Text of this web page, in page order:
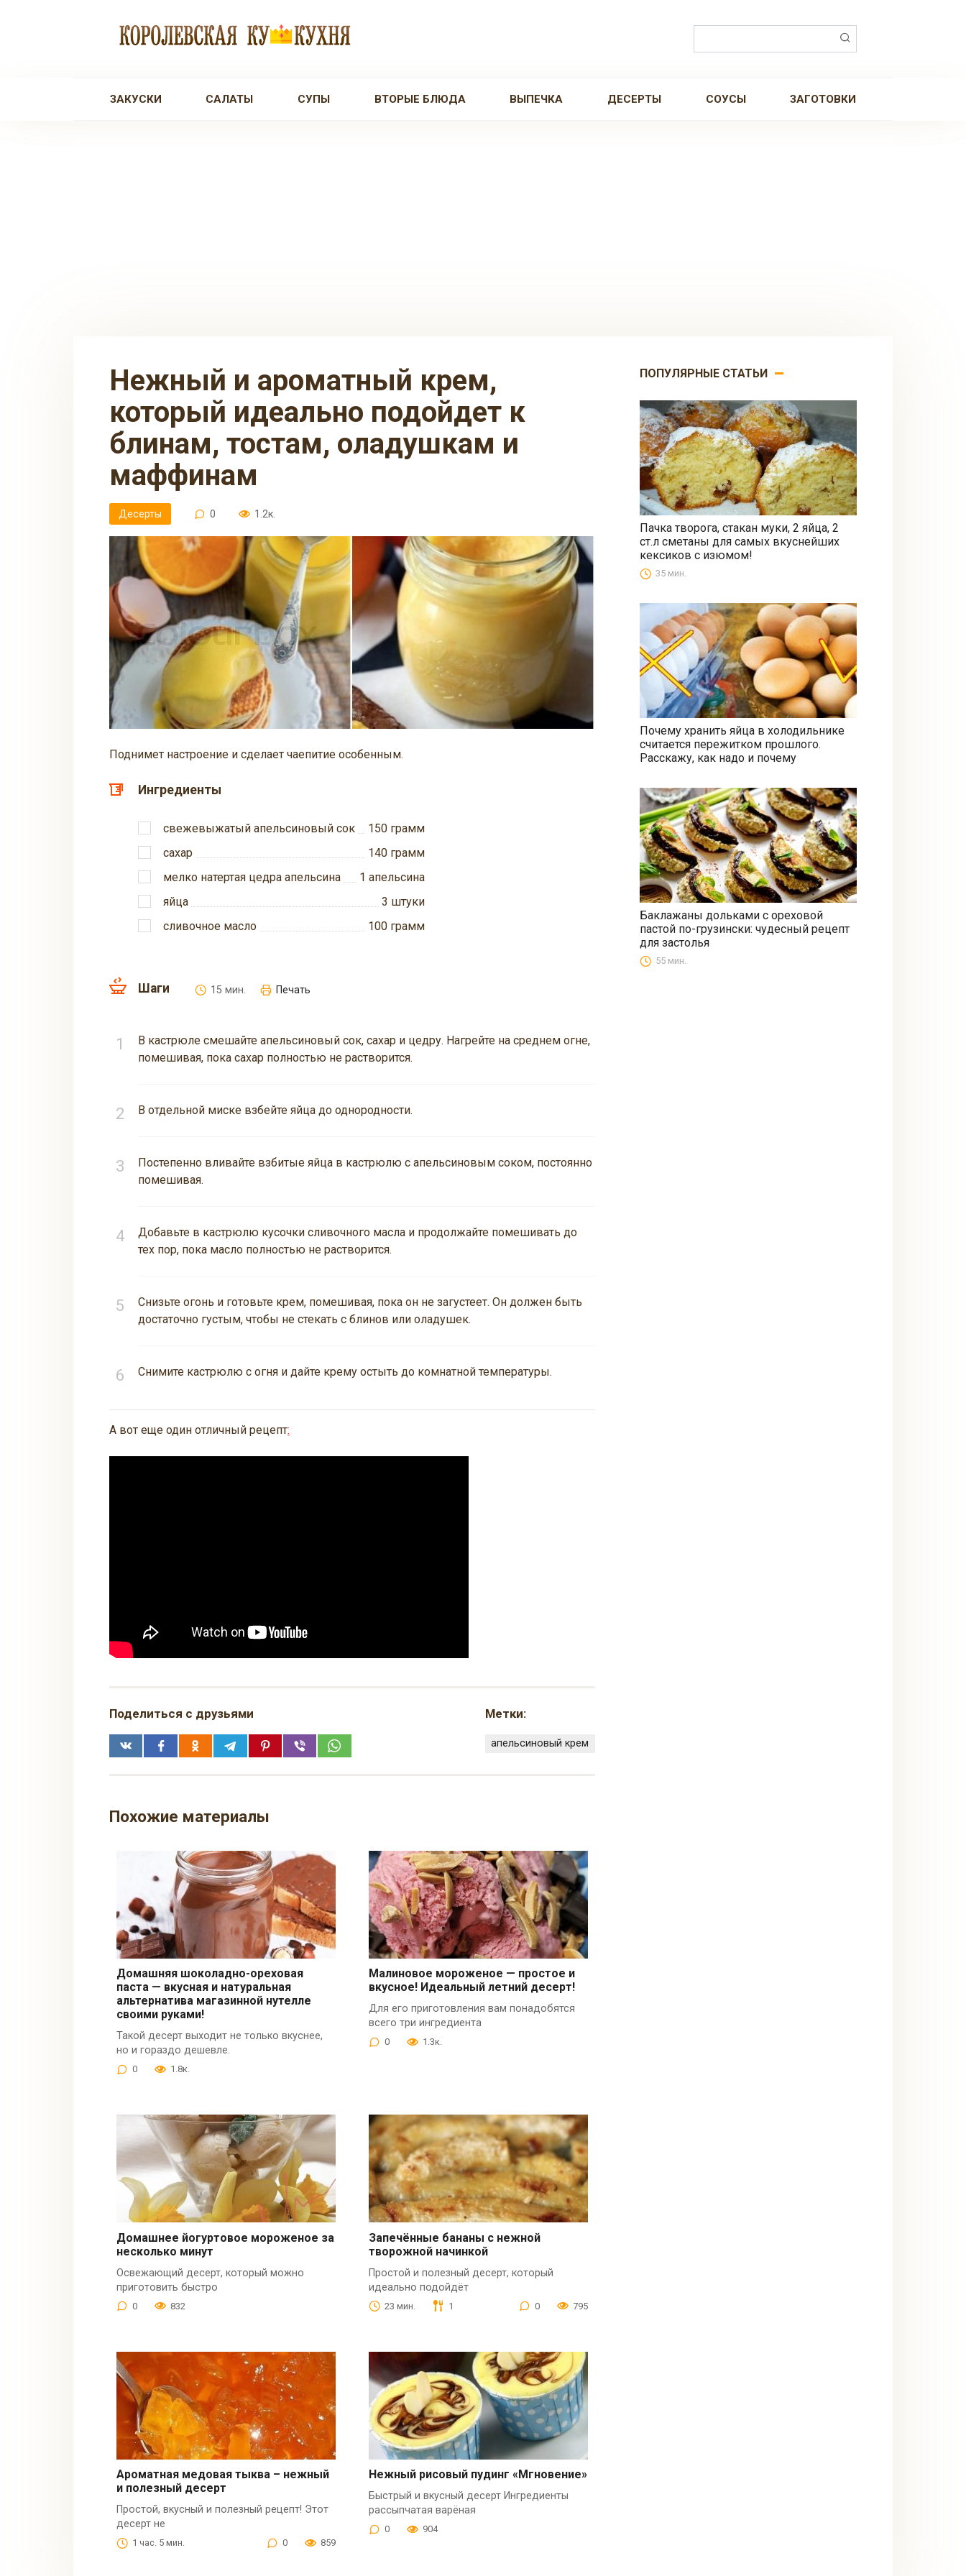
ЗАКУСКИ САЛАТЫ СУПЫ ВТОРЫЕ БЛЮДА ВЫПЕЧКА ДЕСЕРТЫ СОУСЫ ЗАГОТОВКИ
Нежный и ароматный крем,
который идеально подойдет к
блинам, тостам, оладушкам и
маффинам
Десерты 0 1.2к.
Поднимет настроение и сделает чаепитие особенным.
Ингредиенты
свежевыжатый апельсиновый сок 150 грамм
сахар
140 грамм
мелко натертая цедра апельсина
1 апельсина
яйца
3 штуки
сливочное масло
100 грамм
Шаги 15 мин. Печать
В кастрюле смешайте апельсиновый сок, сахар и цедру. Нагрейте на среднем огне,
помешивая, пока сахар полностью не растворится.
В отдельной миске взбейте яйца до однородности.
Постепенно вливайте взбитые яйца в кастрюлю с апельсиновым соком, постоянно
помешивая.
Добавьте в кастрюлю кусочки сливочного масла и продолжайте помешивать до
тех пор, пока масло полностью не растворится.
Снизьте огонь и готовьте крем, помешивая, пока он не загустеет. Он должен быть
достаточно густым, чтобы не стекать с блинов или оладушек.
Снимите кастрюлю с огня и дайте крему остыть до комнатной температуры.
А вот еще один отличный рецепт:
Поделиться с друзьями Метки:
апельсиновый крем
Похожие материалы
Домашняя шоколадно-ореховая
паста — вкусная и натуральная
альтернатива магазинной нутелле
своими руками!
Такой десерт выходит не только вкуснее,
но и гораздо дешевле.
0 1.8к.
Малиновое мороженое — простое и
вкусное! Идеальный летний десерт!
Для его приготовления вам понадобятся
всего три ингредиента
0 1.3к.
Домашнее йогуртовое мороженое за
несколько минут
Освежающий десерт, который можно
приготовить быстро
0 832
Запечённые бананы с нежной
творожной начинкой
Простой и полезный десерт, который
идеально подойдёт
23 мин. 1 0 795
Ароматная медовая тыква – нежный
и полезный десерт
Простой, вкусный и полезный рецепт! Этот
десерт не
1 час. 5 мин. 0 859
Нежный рисовый пудинг «Мгновение»
Быстрый и вкусный десерт Ингредиенты
рассыпчатая варёная
0 904
ПОПУЛЯРНЫЕ СТАТЬИ
Выпечка
Пачка творога, стакан муки, 2 яйца, 2
ст.л сметаны для самых вкуснейших
кексиков с изюмом!
35 мин.
Все
Почему хранить яйца в холодильнике
считается пережитком прошлого.
Расскажу, как надо и почему
Закуски
Баклажаны дольками с ореховой
пастой по-грузински: чудесный рецепт
для застолья
55 мин.